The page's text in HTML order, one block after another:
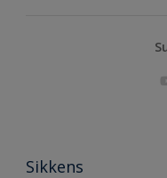
Sikkens